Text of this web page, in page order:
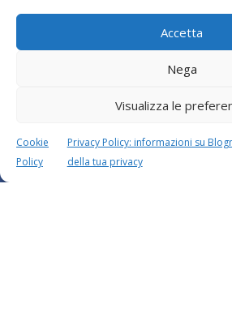
Accetta
Nega
Visualizza le
Cookie
Policy
Privacy Policy: informazioni su
della tua privacy
Festa della mamma: